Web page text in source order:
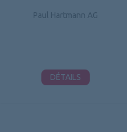
Paul Hartmann AG
DÉTAILS